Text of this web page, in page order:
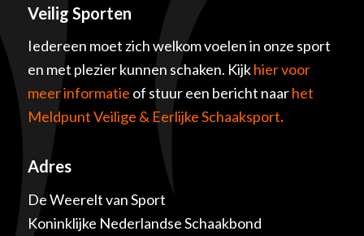
Veilig Sporten
Iedereen moet zich welkom voelen in onze sport
en met plezier kunnen schaken. Kijkhier voor
meer informatie of stuur een bericht naarhet
Meldpunt Veilige & Eerlijke Schaaksport.
Adres
De Weerelt van Sport
Koninklijke Nederlandse Schaakbond